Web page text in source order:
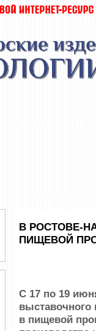
В РОСТОВЕ-
ПИЩЕВОЙ
С 17 по 19
выставочного
в пищевой